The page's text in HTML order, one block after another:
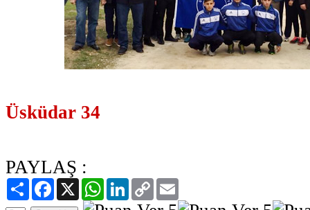
Üsküdar 34
PAYLAŞ :
PaylaşFacebook
X WhatsAppLinkedIn
Copy
Link